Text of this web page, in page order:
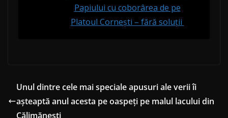
Papiului cu coborârea de pe
Platoul Cornești – fără soluții
Unul dintre cele mai speciale apusuri ale verii îi
așteaptă anul acesta pe oaspeți pe malul lacului din
Călimănești